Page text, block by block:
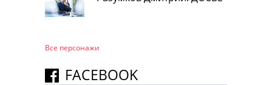
Все персонажи
FACEBOOK